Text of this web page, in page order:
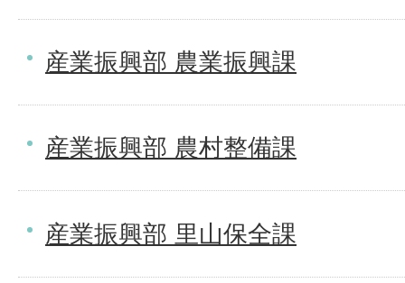
産業振興部 農業振興課
産業振興部 農村整備課
産業振興部 里山保全課